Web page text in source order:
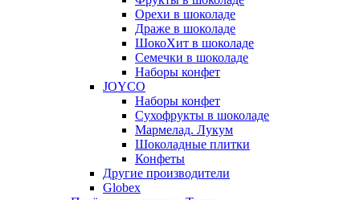
Орехи в шоколаде
Драже в шоколаде
ШокоХит в шоколаде
Семечки в шоколаде
Наборы конфет
JOYCO
Наборы конфет
Сухофрукты в шоколаде
Мармелад. Лукум
Шоколадные плитки
Конфеты
Другие производители
Globex